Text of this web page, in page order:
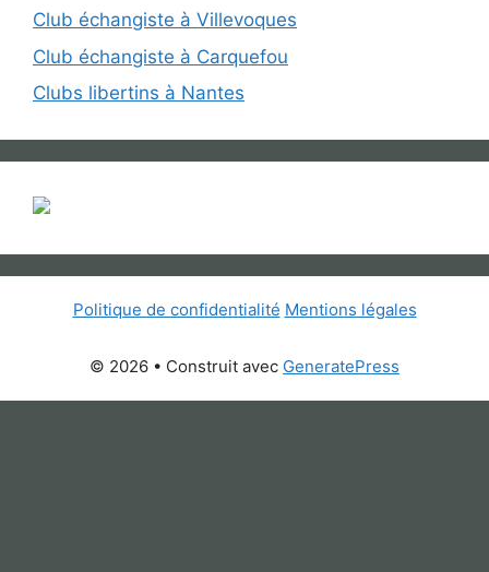
Club échangiste à Villevoques
Club échangiste à Carquefou
Clubs libertins à Nantes
Politique de confidentialité Mentions légales
© 2026 • Construit avec GeneratePress